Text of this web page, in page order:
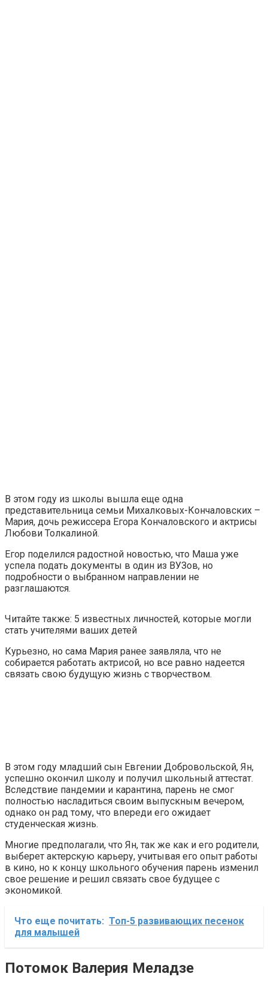
В этом году из школы вышла еще одна
представительница семьи Михалковых-Кончаловских –
Мария, дочь режиссера Егора Кончаловского и актрисы
Любови Толкалиной.
Егор поделился радостной новостью, что Маша уже
успела подать документы в один из ВУЗов, но
подробности о выбранном направлении не
разглашаются.
Читайте также: 5 известных личностей, которые могли
стать учителями ваших детей
Курьезно, но сама Мария ранее заявляла, что не
собирается работать актрисой, но все равно надеется
связать свою будущую жизнь с творчеством.
В этом году младший сын Евгении Добровольской, Ян,
успешно окончил школу и получил школьный аттестат.
Вследствие пандемии и карантина, парень не смог
полностью насладиться своим выпускным вечером,
однако он рад тому, что впереди его ожидает
студенческая жизнь.
Многие предполагали, что Ян, так же как и его родители,
выберет актерскую карьеру, учитывая его опыт работы
в кино, но к концу школьного обучения парень изменил
свое решение и решил связать свое будущее с
экономикой.
Что еще почитать: Топ-5 развивающих песенок
для малышей
Потомок Валерия Меладзе